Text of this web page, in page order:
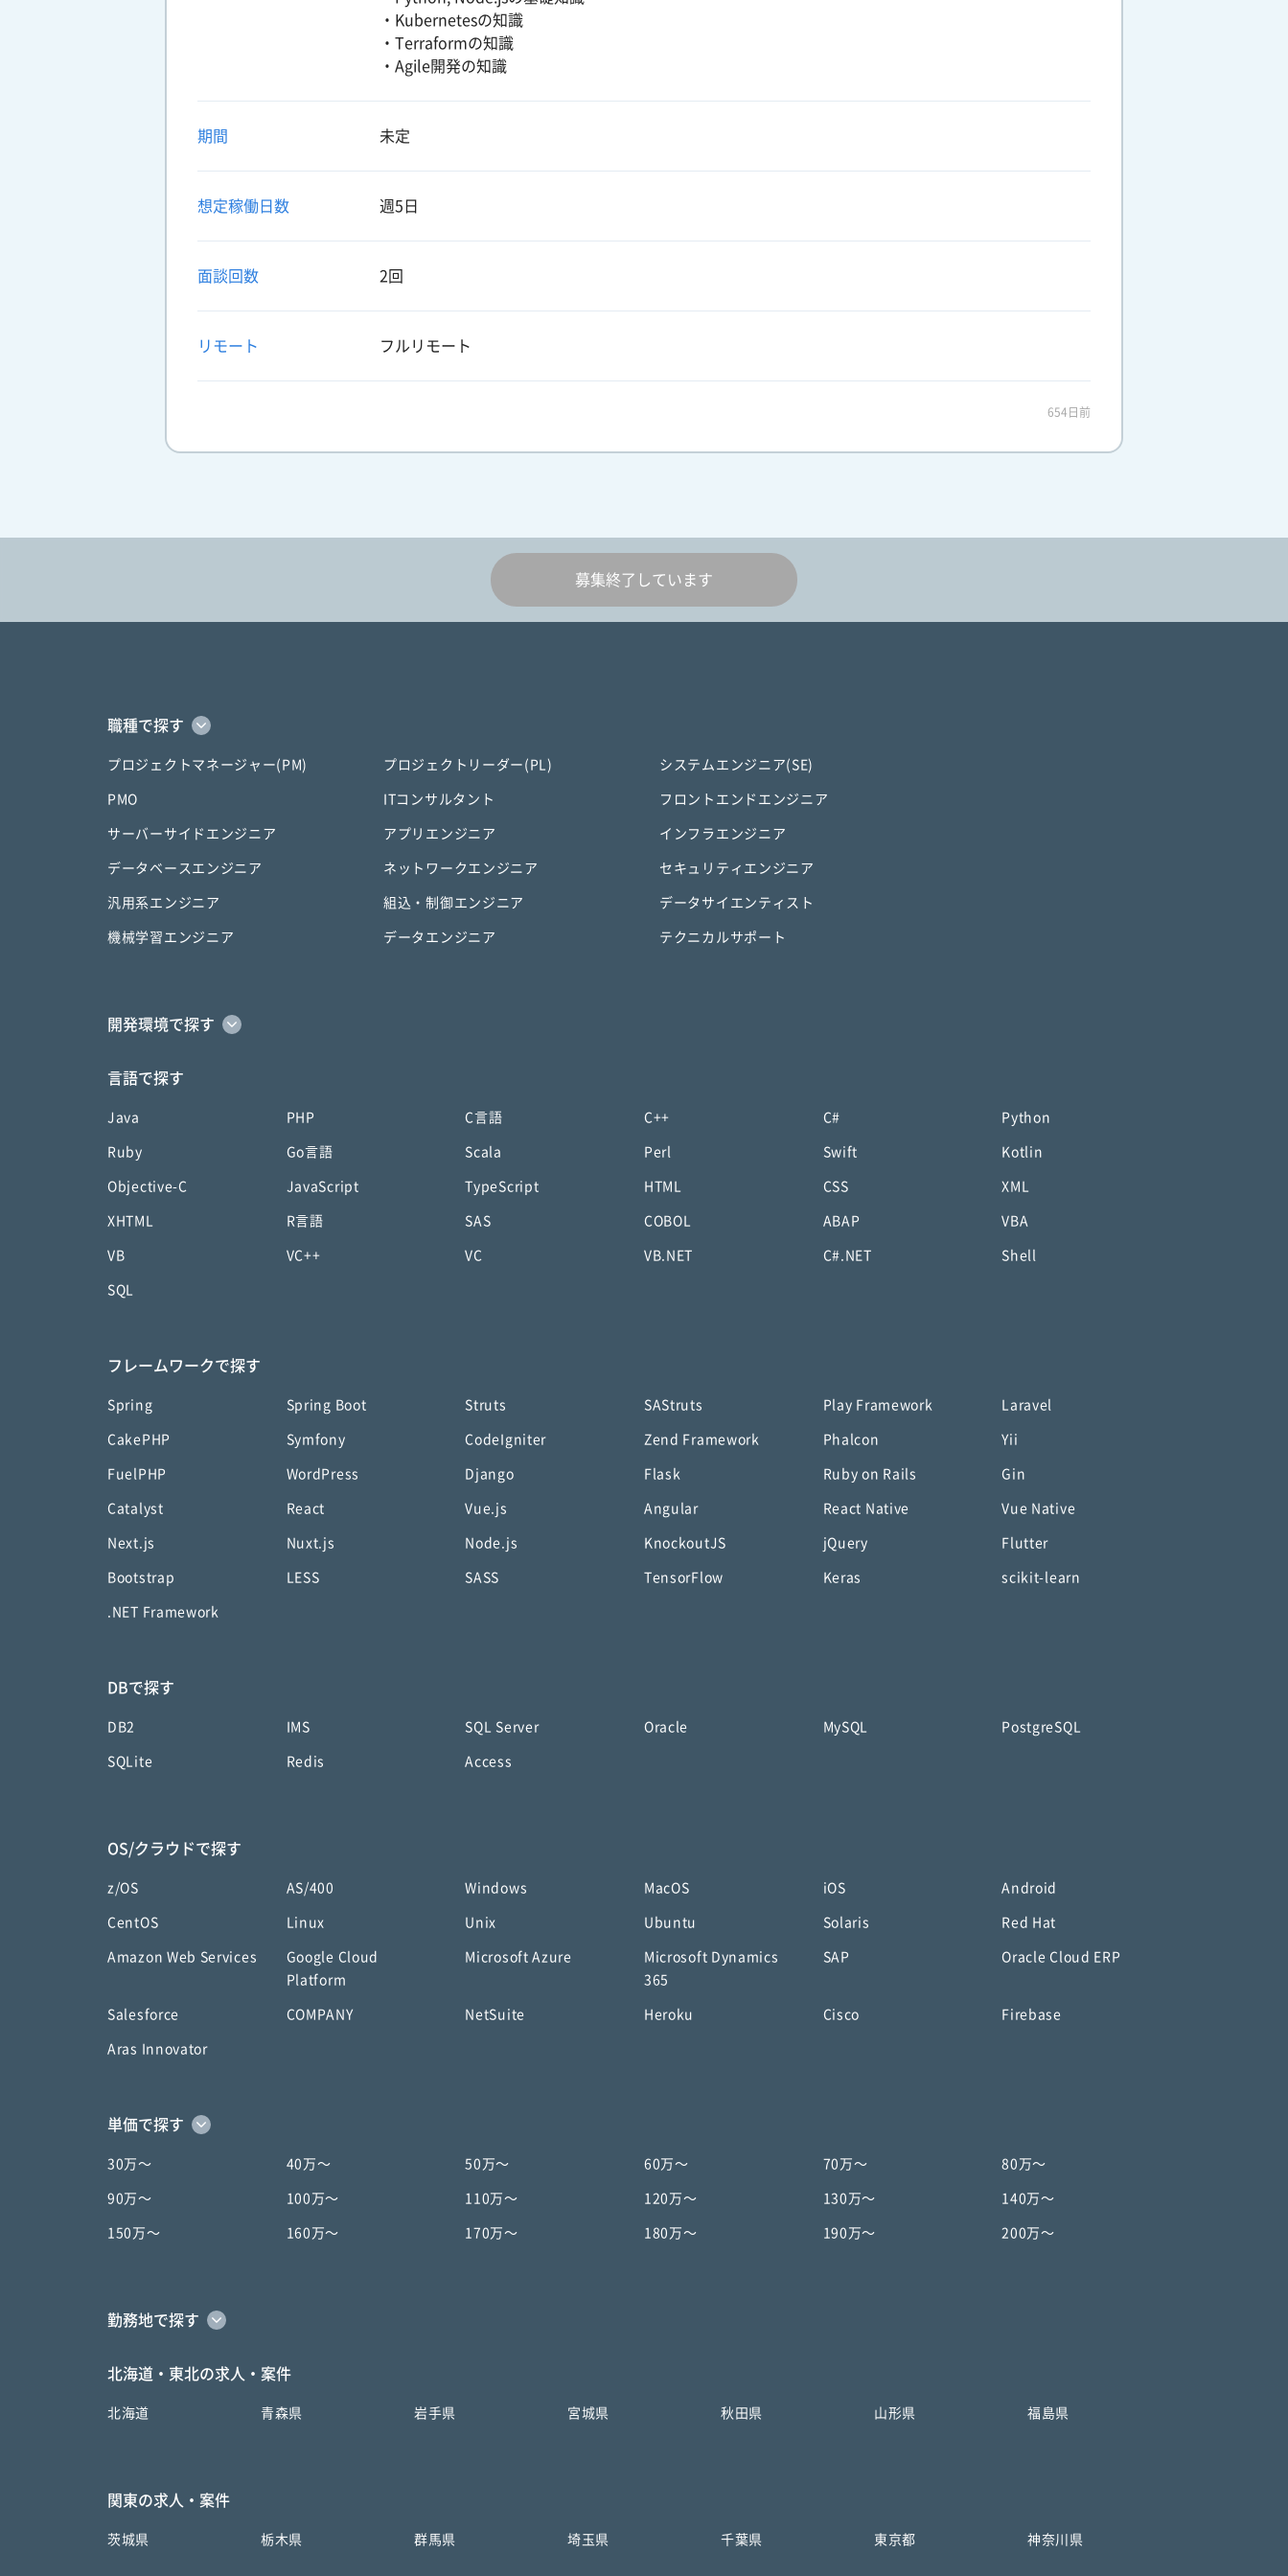
・Kubernetesの知識
・Terraformの知識
・Agile開発の知識
期間 未定
想定稼働日数 週5日
面談回数 2回
リモート フルリモート
654日前
募集終了しています
職種で探す
プロジェクトマネージャー(PM) プロジェクトリーダー(PL) システムエンジニア(SE)
PMO ITコンサルタント フロントエンドエンジニア
サーバーサイドエンジニア アプリエンジニア インフラエンジニア
データベースエンジニア ネットワークエンジニア セキュリティエンジニア
汎用系エンジニア 組込・制御エンジニア データサイエンティスト
機械学習エンジニア データエンジニア テクニカルサポート
開発環境で探す
言語で探す
Java PHP C言語 C++ C# Python
Ruby Go言語 Scala Perl Swift Kotlin
Objective-C JavaScript TypeScript HTML CSS XML
XHTML R言語 SAS COBOL ABAP VBA
VB VC++ VC VB.NET C#.NET Shell
SQL
フレームワークで探す
Spring Spring Boot Struts SAStruts Play Framework Laravel
CakePHP Symfony CodeIgniter Zend Framework Phalcon Yii
FuelPHP WordPress Django Flask Ruby on Rails Gin
Catalyst React Vue.js Angular React Native Vue Native
Next.js Nuxt.js Node.js KnockoutJS jQuery Flutter
Bootstrap LESS SASS TensorFlow Keras scikit-learn
.NET Framework
DBで探す
DB2 IMS SQL Server Oracle MySQL PostgreSQL
SQLite Redis Access
OS/クラウドで探す
z/OS AS/400 Windows MacOS iOS Android
CentOS Linux Unix Ubuntu Solaris Red Hat
Amazon Web Services
Google Cloud
Platform
Microsoft Azure
Microsoft Dynamics
365
SAP Oracle Cloud ERP
Salesforce COMPANY NetSuite Heroku Cisco Firebase
Aras Innovator
単価で探す
30万〜 40万〜 50万〜 60万〜 70万〜 80万〜
90万〜 100万〜 110万〜 120万〜 130万〜 140万〜
150万〜 160万〜 170万〜 180万〜 190万〜 200万〜
勤務地で探す
北海道・東北の求人・案件
北海道 青森県 岩手県 宮城県 秋田県 山形県 福島県
関東の求人・案件
茨城県 栃木県 群馬県 埼玉県 千葉県 東京都 神奈川県